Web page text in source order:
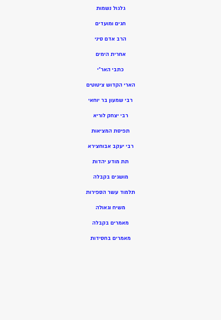
גלגול נשמות
חגים ומועדים
הרב אדם סיני
אחרית הימים
כתבי האר”י
הארי הקדוש ציטוטים
רבי שמעון בר יוחאי
רבי יצחק לוריא
תפיסת המציאות
רבי יעקב אבוחצירא
תת מודע יהדות
מושגים בקבלה
תלמוד עשר הספירות
משיח וגאולה
מאמרים בקבלה
מאמרים בחסידות